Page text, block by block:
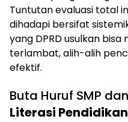
Tuntutan evaluasi total
dihadapi bersifat
yang DPRD usulkan
terlambat, alih-alih
efektif.
Buta Huruf SMP
Literasi Pendidikan